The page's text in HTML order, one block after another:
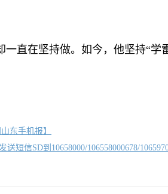
在坚持做。如今，他坚持“学
东手机报】
短信SD到10658000/106558000678/